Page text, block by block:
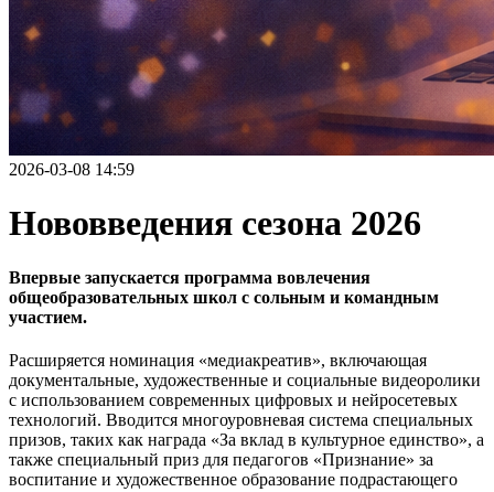
2026-03-08 14:59
Нововведения сезона 2026
Впервые запускается программа вовлечения
общеобразовательных школ с сольным и командным
участием.
Расширяется номинация «медиакреатив», включающая
документальные, художественные и социальные видеоролики
с использованием современных цифровых и нейросетевых
технологий. Вводится многоуровневая система специальных
призов, таких как награда «За вклад в культурное единство», а
также специальный приз для педагогов «Признание» за
воспитание и художественное образование подрастающего